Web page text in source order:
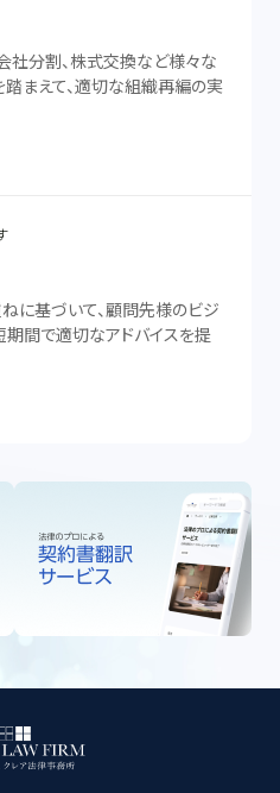
社分割、株式交換など様々な
踏まえて、適切な組織再編の実
に基づいて、顧問先様のビジ
期間で適切なアドバイスを提